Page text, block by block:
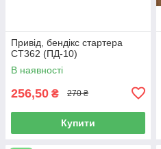
Привід, бендікс стартера
СТ362 (ПД-10)
В наявності
256,50 ₴ 270 ₴
Купити